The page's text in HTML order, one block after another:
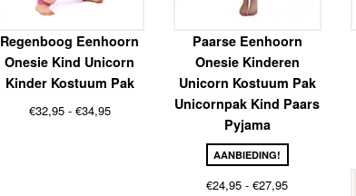
Regenboog Eenhoorn
Onesie Kind Unicorn
Kinder Kostuum Pak
€32,95 - €34,95Prijsklasse:
Paarse Eenhoorn
Onesie Kinderen
Unicorn Kostuum Pak
Unicornpak Kind Paars
Pyjama
AANBIEDING!
€24,95 - €27,95Prijsklasse: